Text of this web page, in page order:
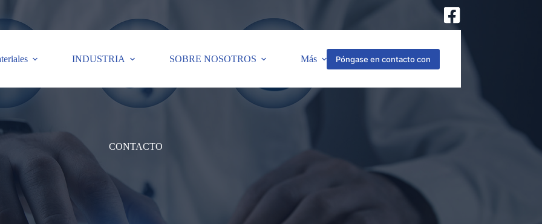
INDUSTRIA SOBRE NOSOTROS Más Póngase en contacto con
CONTACTO